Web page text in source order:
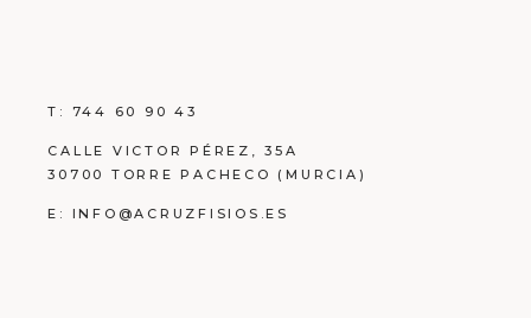
T: 744 60 90 43
CALLE VICTOR PÉREZ, 35A
30700 TORRE PACHECO (MURCIA)
E: INFO@ACRUZFISIOS.ES